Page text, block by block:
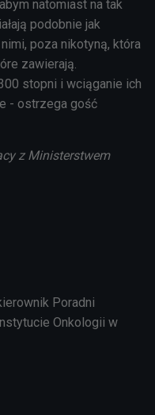
natomiast na tak
podobnie jak
poza nikotyną, która
zawierają.
stopni i wciąganie ich
- ostrzega gość
z Ministerstwem
Poradni
Onkologii w